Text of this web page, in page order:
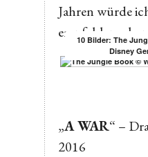
Jahren würde
empfehlen, eher
10 Bilder: The
Disney
„A WAR“ –
2016